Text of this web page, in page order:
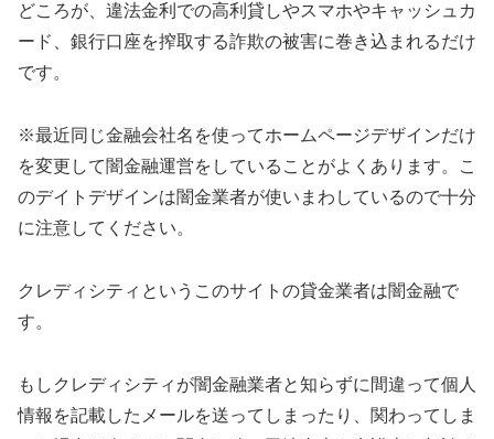
どころが、違法金利での高利貸しやスマホやキャッシュカ
ード、銀行口座を搾取する詐欺の被害に巻き込まれるだけ
です。
※最近同じ金融会社名を使ってホームページデザインだけ
を変更して闇金融運営をしていることがよくあります。こ
のデイトデザインは闇金業者が使いまわしているので十分
に注意してください。
クレディシティ というこのサイトの貸金業者は闇金融で
す。
もし クレディシティ が闇金融業者と知らずに間違って個人
情報を記載したメールを送ってしまったり、関わってしま